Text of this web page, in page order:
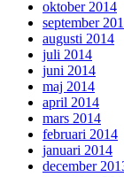
oktober 2014
september
augusti 2014
juli 2014
juni 2014
maj 2014
april 2014
mars 2014
februari 2014
januari 2014
december